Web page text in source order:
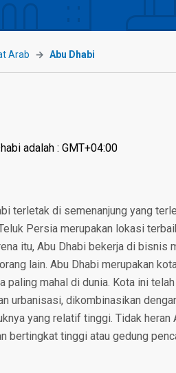
Arab Abu Dhabi
adalah : GMT+04:00
terletak di semenanjung yang
Persia merupakan lokasi
itu, Abu Dhabi bekerja di bisnis
lain. Abu Dhabi merupakan
paling mahal di dunia. Kota ini
urbanisasi, dikombinasikan
yang relatif tinggi. Tidak heran
bertingkat tinggi atau gedung